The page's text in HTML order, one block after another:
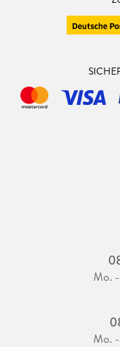
Mo.
Mo.